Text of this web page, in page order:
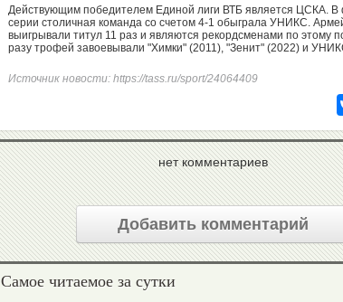
Действующим победителем Единой лиги ВТБ является ЦСКА. В
серии столичная команда со счетом 4-1 обыграла УНИКС.
выигрывали титул 11 раз и являются рекордсменами по этому
разу трофей завоевывали "Химки" (2011), "Зенит" (2022) и
Источник новости: https://tass.ru/sport/24064409
нет комментариев
Добавить комментарий
Самое читаемое за сутки